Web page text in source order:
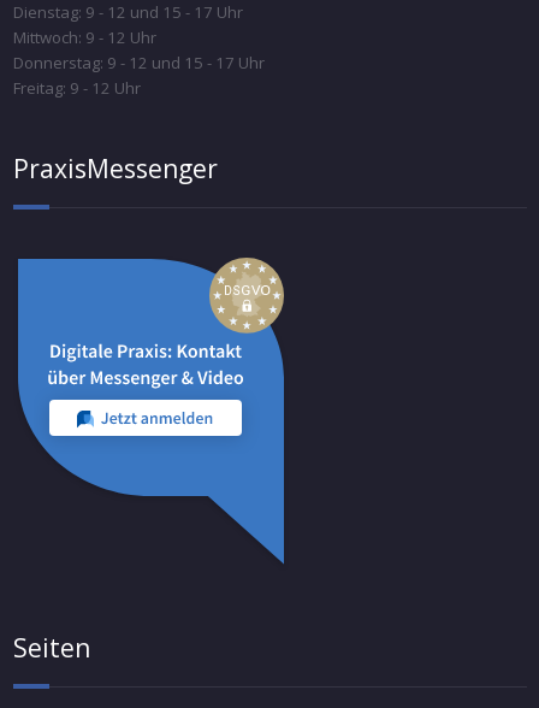
Dienstag: 9 - 12 und 15 - 17 Uhr
Mittwoch: 9 - 12 Uhr
Donnerstag: 9 - 12 und 15 - 17 Uhr
Freitag: 9 - 12 Uhr
PraxisMessenger
Seiten